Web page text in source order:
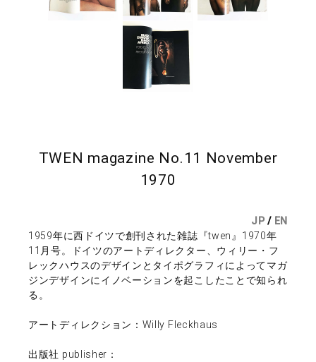
TWEN magazine No.11 November
1970
JP / EN
1959年に西ドイツで創刊された雑誌『twen』1970年
11月号。ドイツのアートディレクター、ウィリー・フ
レックハウスのデザインとタイポグラフィによってマガ
ジンデザインにイノベーションを起こしたことで知られ
る。
アートディレクション：Willy Fleckhaus
出版社 publisher：